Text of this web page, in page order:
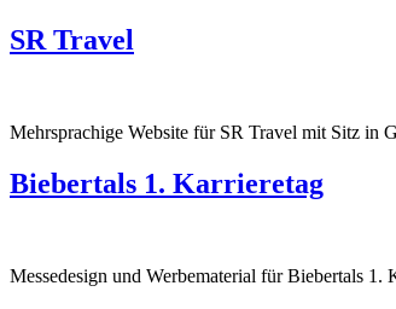
SR Travel
Mehrsprachige Website für SR Travel mit Sitz in
Biebertals 1. Karrieretag
Messedesign und Werbematerial für Biebertals 1.